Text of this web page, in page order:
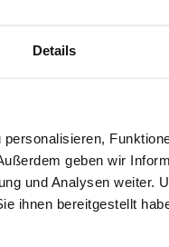
Details
geben wir
und Analysen weiter.
ihnen bereitgestellt